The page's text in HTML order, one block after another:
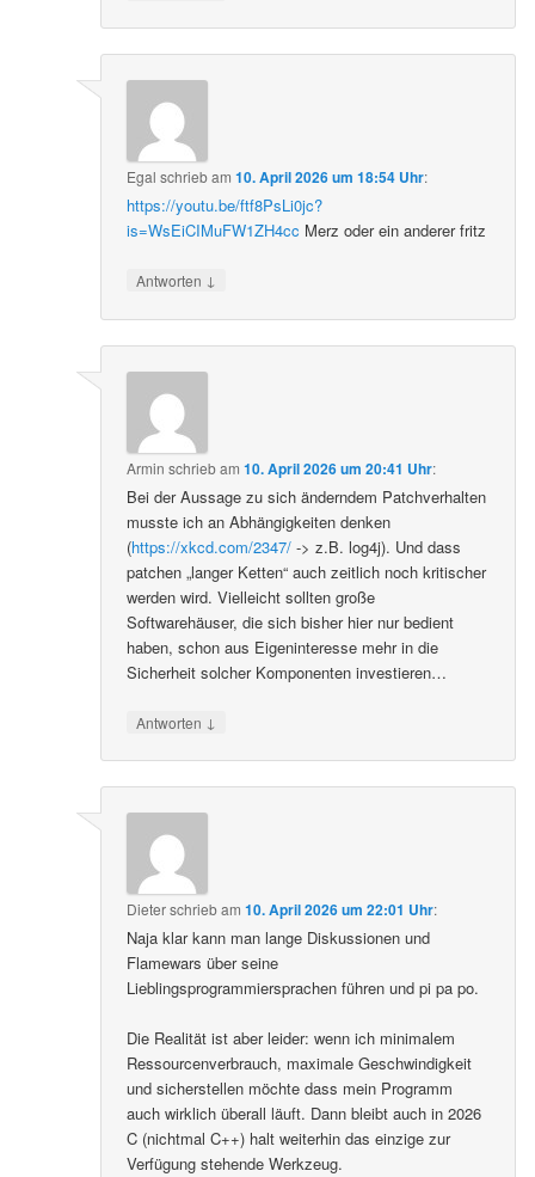
Egal schriebam10. April 2026 um 18:54 Uhr:
https://youtu.be/ftf8PsLi0jc?
is=WsEiCIMuFW1ZH4cc Merz oder ein anderer fritz
Antworten ↓
Armin schriebam10. April 2026 um 20:41 Uhr:
Bei der Aussage zu sich änderndem Patchverhalten
musste ich an Abhängigkeiten denken
(https://xkcd.com/2347/ -> z.B. log4j). Und dass
patchen „langer Ketten“ auch zeitlich noch kritischer
werden wird. Vielleicht sollten große
Softwarehäuser, die sich bisher hier nur bedient
haben, schon aus Eigeninteresse mehr in die
Sicherheit solcher Komponenten investieren…
Antworten ↓
Dieterschriebam10. April 2026 um 22:01 Uhr:
Naja klar kann man lange Diskussionen und
Flamewars über seine
Lieblingsprogrammiersprachen führen und pi pa po.
Die Realität ist aber leider: wenn ich minimalem
Ressourcenverbrauch, maximale Geschwindigkeit
und sicherstellen möchte dass mein Programm
auch wirklich überall läuft. Dann bleibt auch in 2026
C (nichtmal C++) halt weiterhin das einzige zur
Verfügung stehende Werkzeug.